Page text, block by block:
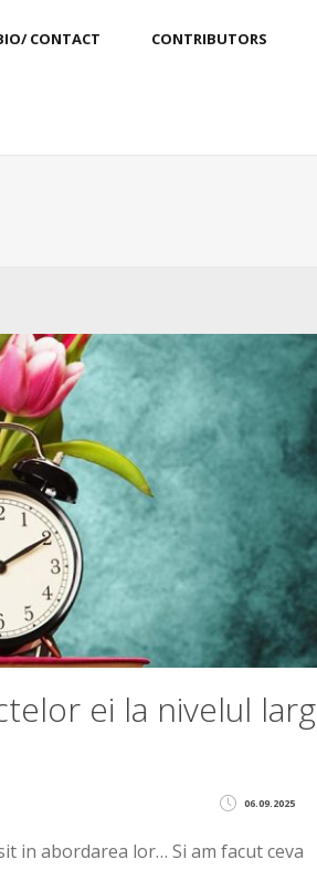
CONTACT CONTRIBUTORS
ei la nivelul larg
06.09.2025
in abordarea lor… Si am facut ceva